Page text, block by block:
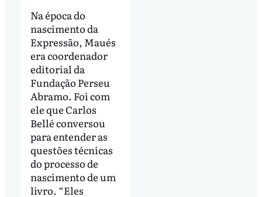
Na época do
nascimento da
Expressão, Maués
era coordenador
editorial da
Fundação Perseu
Abramo. Foi com
ele que Carlos
Bellé conversou
para entender as
questões técnicas
do processo de
nascimento de um
livro. “Eles